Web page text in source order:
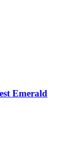
Emerald